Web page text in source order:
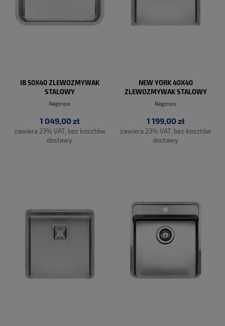
IB 50X40 ZLEWOZMYWAK
STALOWY
Reginox
1 049,00 zł
zawiera 23% VAT, bez kosztów
dostawy
NEW YORK 40X40
ZLEWOZMYWAK STALOWY
Reginox
1 199,00 zł
zawiera 23% VAT, bez kosztów
dostawy